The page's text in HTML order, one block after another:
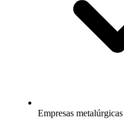
Empresas metalúrgicas